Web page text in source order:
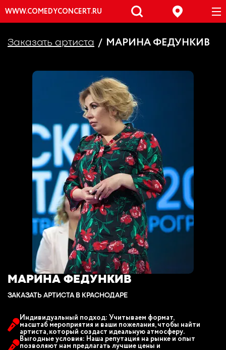
WWW.COMEDYCONCERT.RU
Заказать артиста МАРИНА ФЕДУНКИВ
МАРИНА ФЕДУНКИВ
ЗАКАЗАТЬ АРТИСТА В КРАСНОДАРЕ
Индивидуальный подход: Учитываем формат,
масштаб мероприятия и ваши пожелания, чтобы найти
артиста, который создаст идеальную атмосферу.
Выгодные условия: Наша репутация на рынке и опыт
позволяют нам предлагать лучшие цены и